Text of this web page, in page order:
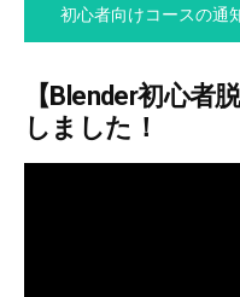
これで一気
Blender初
初心者向けコースの通
【Blender初心者
しました！